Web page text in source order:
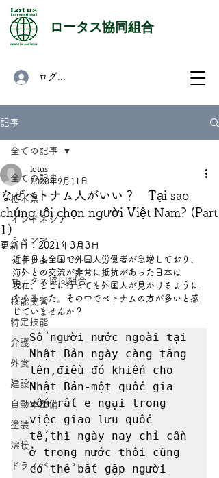
​ロータス協同組合
ログイン
記事
全ての記事
栃木県
インドネシア
ミャンマー
ベトナム
ロータス協同組合
技能実習
特定技能
介護
外食
建設
自動車整備
塗装
溶接
ドライバー
全ての記事
なぜベトナム人がいい？ Tại sao
chúng tôi chọn người Việt Nam? (Part
1)
lotus
2020年9月11日
更新日： 2021年3月3日
近年日本全国で外国人労働者が急増しており、
海外との交流が非常に抵抗があった日本は
現在、どこに行っても外国人が見かけるように
なりました。その中でべトナムの方が多いと感
じていませんか？
Số người nước ngoài tại
Nhật Bản ngày càng tăng
lên,điều đó khiến cho
Nhật Bản-một quốc gia
vốn rất e ngại trong
việc giao lưu quốc
tế,thì ngày nay chỉ cần
ở trong nước thôi cũng
có thể bắt gặp người